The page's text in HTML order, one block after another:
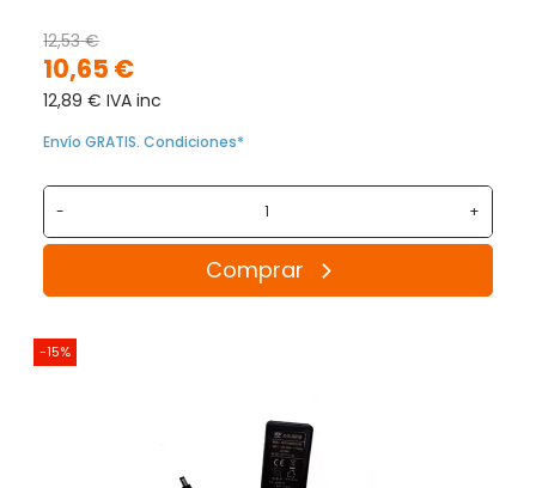
10,65 €
12,53 €
12,89 € IVA inc
Envío GRATIS. Condiciones*
- +
Comprar
-15%